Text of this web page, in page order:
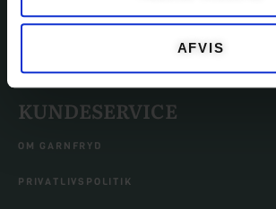
AFVIS
KUNDESERVICE
OM GARNFRYD
PRIVATLIVSPOLITIK